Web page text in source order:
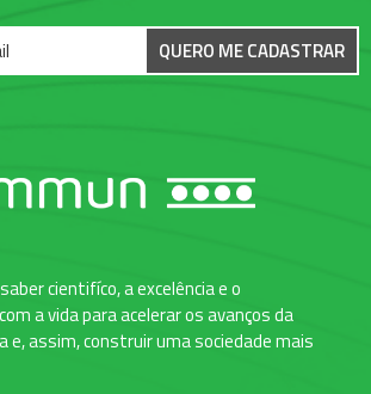
QUERO ME CADASTRAR
cientifíco, a excelência e o
a vida para acelerar os avanços da
e, assim, construir uma sociedade mais